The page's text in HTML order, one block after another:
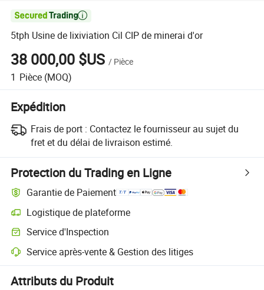

5tph Usine de lixiviation Cil CIP de minerai d'or
38 000,00 $US / Pièce
1 Pièce (MOQ)
Expédition
Frais de port : Contactez le fournisseur au sujet du
fret et du délai de livraison estimé.
Protection du Trading en Ligne
Garantie de Paiement
Logistique de plateforme
Suivi d'expédition plus clair avec des logistiques prises en charge par
Service d'Inspection
Inspection préalable à l'expédition optionnelle pour des contrôles de
Service après-vente & Gestion des litiges
Résolution des litiges assistée par la plateforme, y compris les
Attributs du Produit